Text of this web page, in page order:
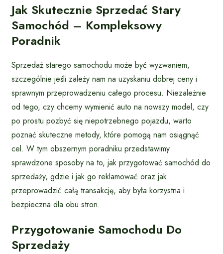
Jak Skutecznie Sprzedać Stary
Samochód – Kompleksowy
Poradnik
Sprzedaż starego samochodu może być wyzwaniem,
szczególnie jeśli zależy nam na uzyskaniu dobrej ceny i
sprawnym przeprowadzeniu całego procesu. Niezależnie
od tego, czy chcemy wymienić auto na nowszy model, czy
po prostu pozbyć się niepotrzebnego pojazdu, warto
poznać skuteczne metody, które pomogą nam osiągnąć
cel. W tym obszernym poradniku przedstawimy
sprawdzone sposoby na to, jak przygotować samochód do
sprzedaży, gdzie i jak go reklamować oraz jak
przeprowadzić całą transakcję, aby była korzystna i
bezpieczna dla obu stron.
Przygotowanie Samochodu Do
Sprzedaży